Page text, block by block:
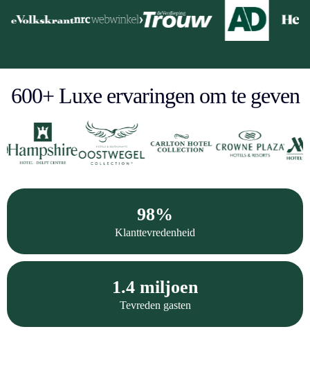
600+ Luxe ervaringen om te geven
98%
Klanttevredenheid
1.4 miljoen
Tevreden gasten